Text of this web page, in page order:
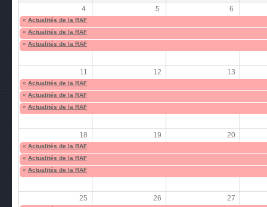
4 5 6
« Actualités de la RAF
« Actualités de la RAF
« Actualités de la RAF
11 12 13
« Actualités de la RAF
« Actualités de la RAF
« Actualités de la RAF
18 19 20
« Actualités de la RAF
« Actualités de la RAF
« Actualités de la RAF
25 26 27